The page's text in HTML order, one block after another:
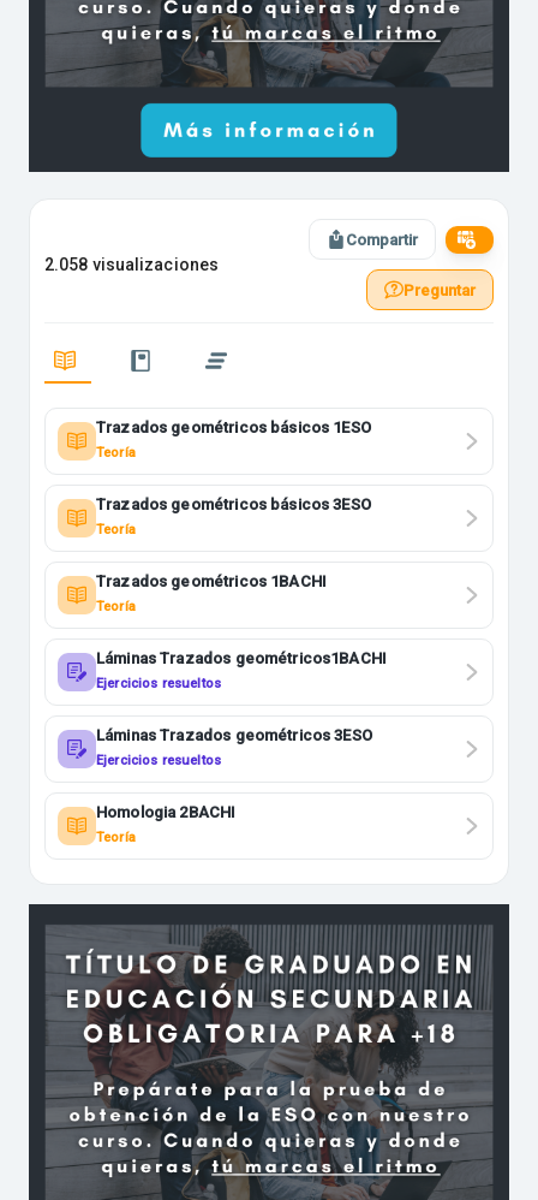
2.058 visualizaciones
Compartir
Preguntar
Trazados geométricos básicos 1ESO
Teoría
Trazados geométricos básicos 3ESO
Teoría
Trazados geométricos 1BACHI
Teoría
Láminas Trazados geométricos1BACHI
Ejercicios resueltos
Láminas Trazados geométricos 3ESO
Ejercicios resueltos
Homologia 2BACHI
Teoría